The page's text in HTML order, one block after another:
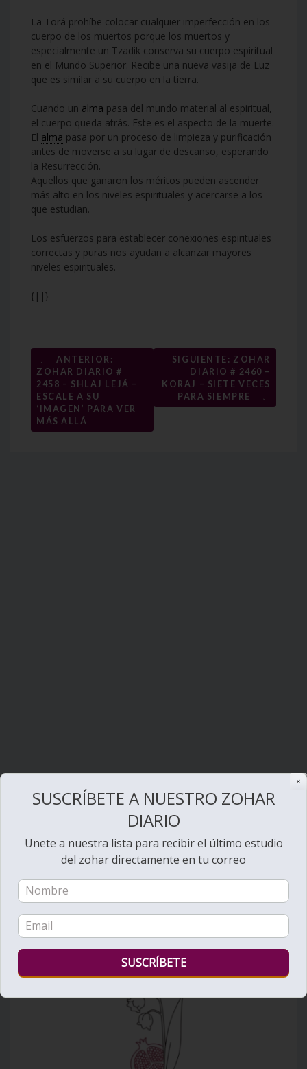
La Torá prohíbe colocar cualquier imperfección en los
cuerpo de los muertos porque los muertos y
especialmente un Tzadik conserva su cuerpo espiritual
en el Mundo Superior. Recibe una nueva vasija de Luz
que es similar a su cuerpo en la tierra.
Cuando un alma pasa del mundo material al espiritual,
el cuerpo queda atrás. Este es el aspecto de la muerte.
El alma pasa por un proceso de limpieza y purificación
antes de moverse a su lugar de descanso, esperando
la Resurrección.
Aquellos que ganaron los méritos pueden ascender
más alto en los niveles espirituales y acercarse a los
que estudian.
Los esfuerzos para establecer conexiones espirituales
correctas y puras nos ayudan a alcanzar mayores
niveles espirituales.
{||}
Navegación
de
entradas
←
ANTERIOR:
ZOHAR DIARIO #
2458 – SHLAJ LEJÁ –
ESCALE A SU
‘IMAGEN’ PARA VER
MÁS ALLÁ
SIGUIENTE: ZOHAR
DIARIO # 2460 –
KORAJ – SIETE VECES
PARA SIEMPRE
→
Ver videos de Lectura de la Torá
✕
SUSCRÍBETE A NUESTRO ZOHAR
DIARIO
Unete a nuestra lista para recibir el último estudio
del zohar directamente en tu correo